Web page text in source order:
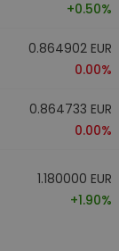
+0.50%
0.864902 EUR
0.00%
0.864733 EUR
0.00%
1.180000 EUR
+1.90%